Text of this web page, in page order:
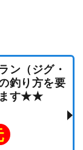
ン（ジグ・
釣り方を要
ます★★